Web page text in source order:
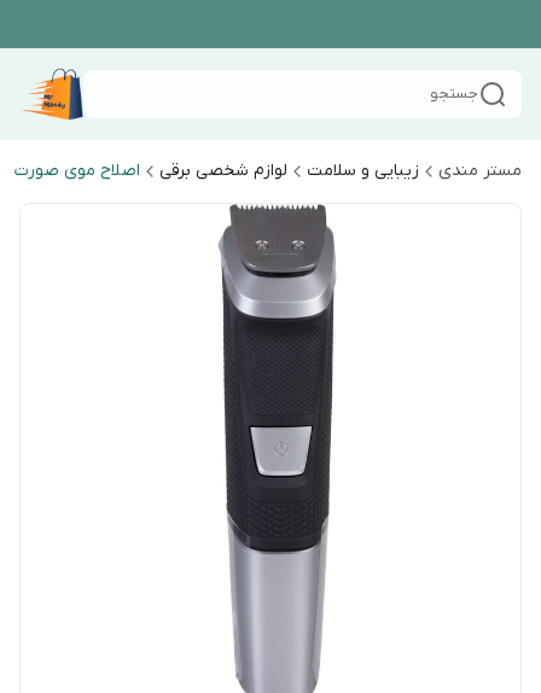
جستجو
مستر مندی زیبایی و سلامت لوازم شخصی برقی اصلاح موی صورت